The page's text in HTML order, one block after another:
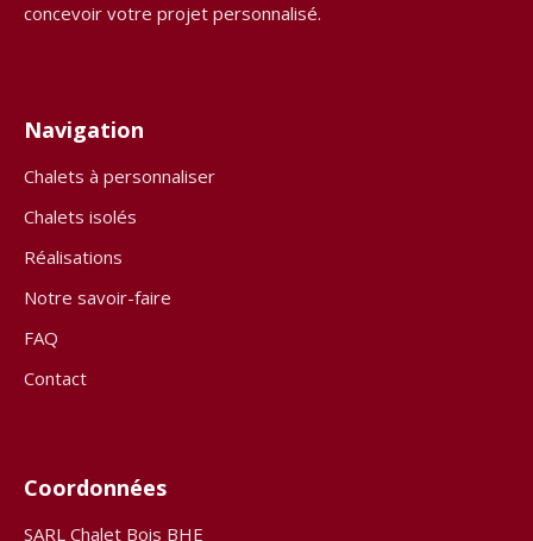
concevoir votre projet personnalisé.
Navigation
Chalets à personnaliser
Chalets isolés
Réalisations
Notre savoir-faire
FAQ
Contact
Coordonnées
SARL Chalet Bois BHE